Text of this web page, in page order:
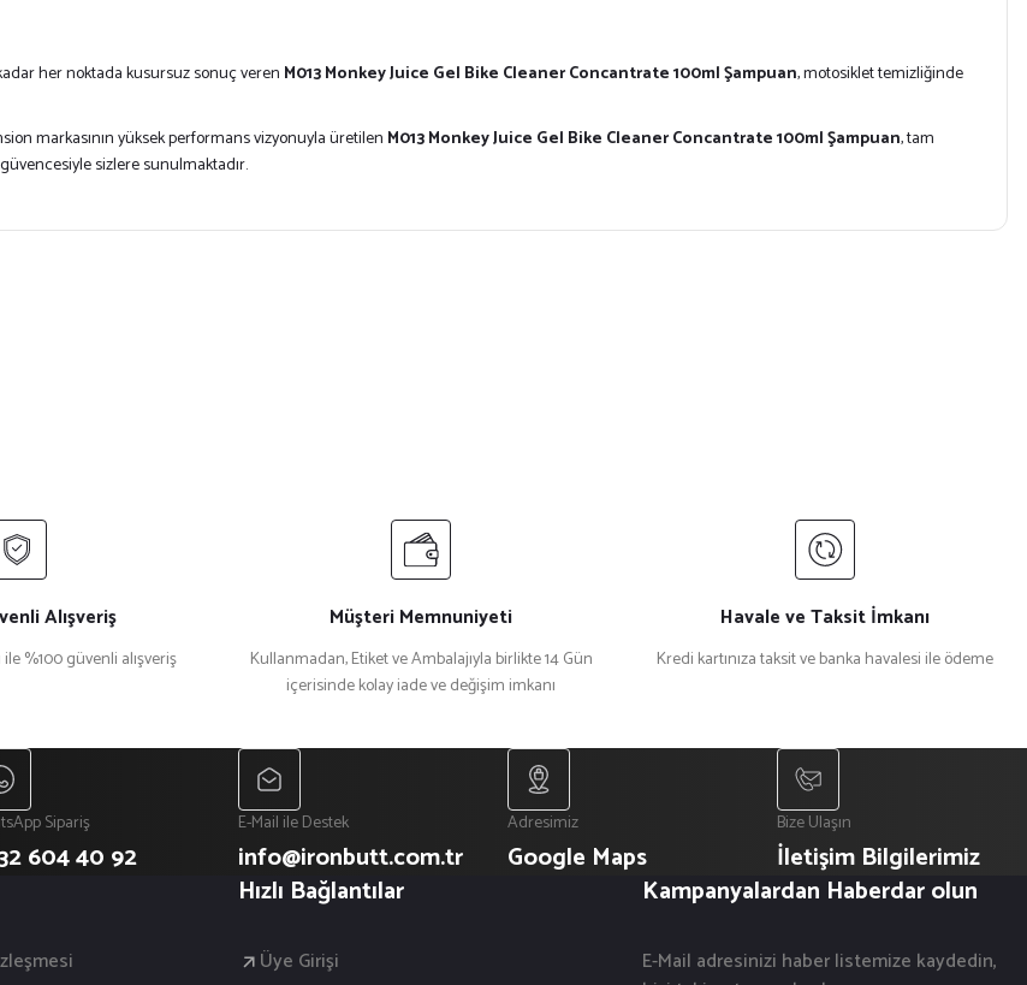
her noktada kusursuz sonuç veren M013 Monkey Juice Gel Bike Cleaner Concantrate 100ml Şampuan, motosiklet temizliğinde
markasının yüksek performans vizyonuyla üretilen M013 Monkey Juice Gel Bike Cleaner Concantrate 100ml Şampuan, tam
sizlere sunulmaktadır.
Alışveriş
ile %100 güvenli alışveriş
Müşteri Memnuniyeti
Kullanmadan, Etiket ve Ambalajıyla birlikte 14 Gün
içerisinde kolay iade ve değişim imkanı
Havale ve Taksit İmkanı
Kredi kartınıza taksit ve banka havalesi ile ödeme
Sipariş
604 40 92
E-Mail ile Destek
info@ironbutt.com.tr
Adresimiz
Google Maps
Bize Ulaşın
İletişim Bilgilerimiz
Hızlı Bağlantılar
Üye Girişi
Kampanyalardan Haberdar olun
E-Mail adresinizi haber listemize kaydedin,